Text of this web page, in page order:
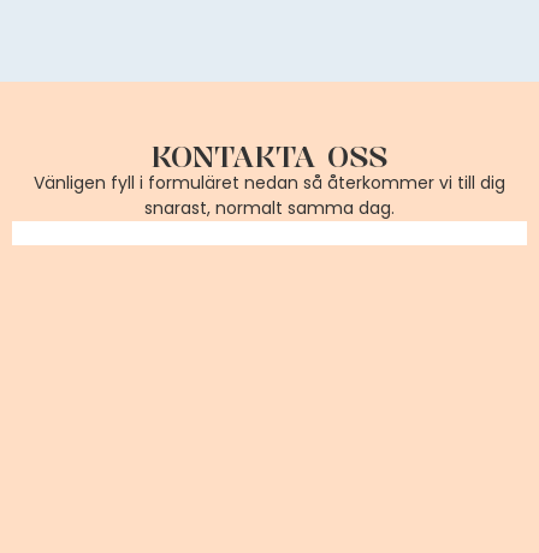
KONTAKTA OSS
Vänligen fyll i formuläret nedan så återkommer vi till dig
snarast, normalt samma dag.